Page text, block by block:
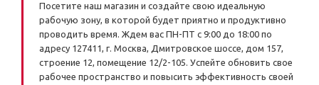
Посетите наш магазин и создайте свою идеальную
рабочую зону, в которой будет приятно и продуктивно
проводить время. Ждем вас ПН-ПТ с 9:00 до 18:00 по
адресу 127411, г. Москва, Дмитровское шоссе, дом 157,
строение 12, помещение 12/2-105. Успейте обновить свое
рабочее пространство и повысить эффективность своей